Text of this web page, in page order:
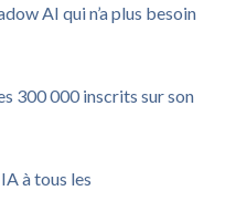
AI qui n’a plus besoin
300 000 inscrits sur son
à tous les